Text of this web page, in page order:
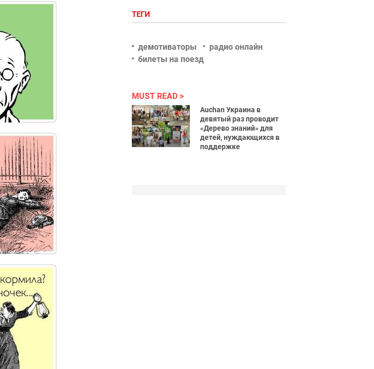
ТЕГИ
демотиваторы
радио онлайн
билеты на поезд
MUST READ
Auchan Украина в
девятый раз проводит
«Дерево знаний» для
детей, нуждающихся в
поддержке